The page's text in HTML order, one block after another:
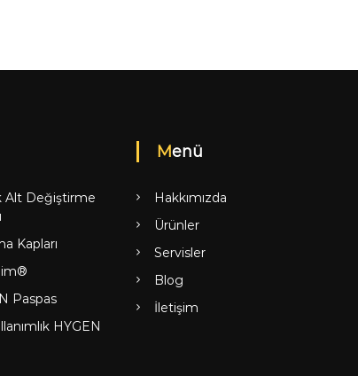
Alt Değiştirme
Kapları
Paspas
HYGEN
Menü
Hakkımızda
Ürünler
Servisler
Blog
İletişim